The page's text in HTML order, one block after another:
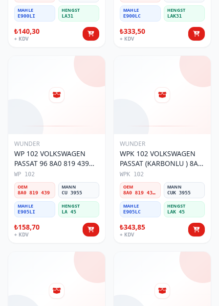
MAHLE
E900LI
HENGST
LA31
₺140,30
+ KDV
MAHLE
E900LC
HENGST
LAK31
₺333,50
+ KDV
WUNDER
WP 102 VOLKSWAGEN
PASSAT 96 8A0 819 439
Polen Filtresi
WP 102
OEM
8A0 819 439
MANN
CU 3955
MAHLE
E905LI
HENGST
LA 45
₺158,70
+ KDV
WUNDER
WPK 102 VOLKSWAGEN
PASSAT (KARBONLU ) 8A0
819 439B Polen Filtresi
WPK 102
OEM
8A0 819 439B
MANN
CUK 3955
MAHLE
E905LC
HENGST
LAK 45
₺343,85
+ KDV